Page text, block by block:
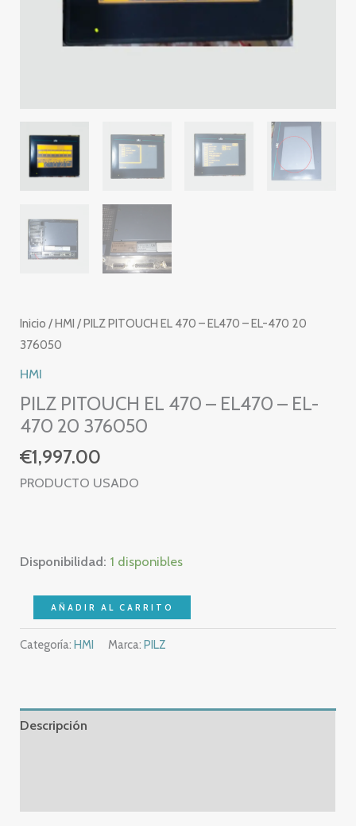
Inicio /HMI / PILZ PITOUCH EL 470 – EL470 – EL-470 20
376050
HMI
PILZ PITOUCH EL 470 – EL470 – EL-
470 20 376050
€1,997.00
PRODUCTO USADO
Disponibilidad: 1 disponibles
PITOUCH
EL
EL470
–
AÑADIR AL CARRITO
Categoría:HMI Marca:PILZ
Descripción